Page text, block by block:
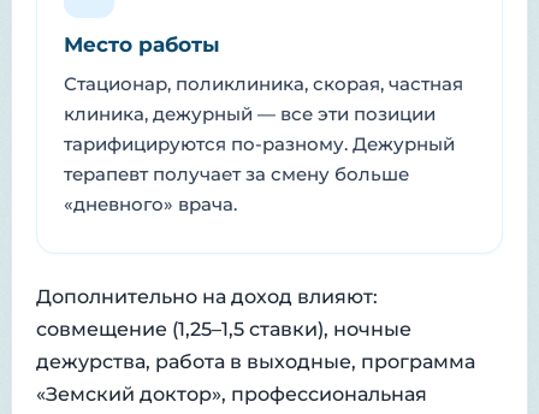
Место работы
Стационар, поликлиника, скорая, частная
клиника, дежурный — все эти позиции
тарифицируются по-разному. Дежурный
терапевт получает за смену больше
«дневного» врача.
Дополнительно на доход влияют:
совмещение (1,25–1,5 ставки), ночные
дежурства, работа в выходные, программа
«Земский доктор», профессиональная